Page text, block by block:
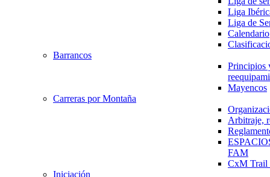
Liga
Liga de
Calendario
Barrancos
Principios
Mayencos
Carreras por Montaña
Arbitraje,
FAM
CxM
Iniciación